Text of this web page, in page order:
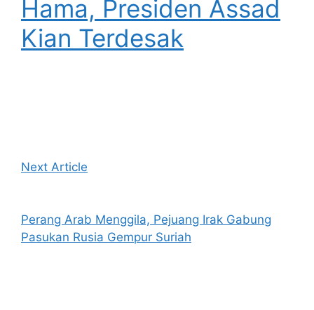
Hama, Presiden Assad
Kian Terdesak
Next Article
Perang Arab Menggila, Pejuang Irak Gabung
Pasukan Rusia Gempur Suriah